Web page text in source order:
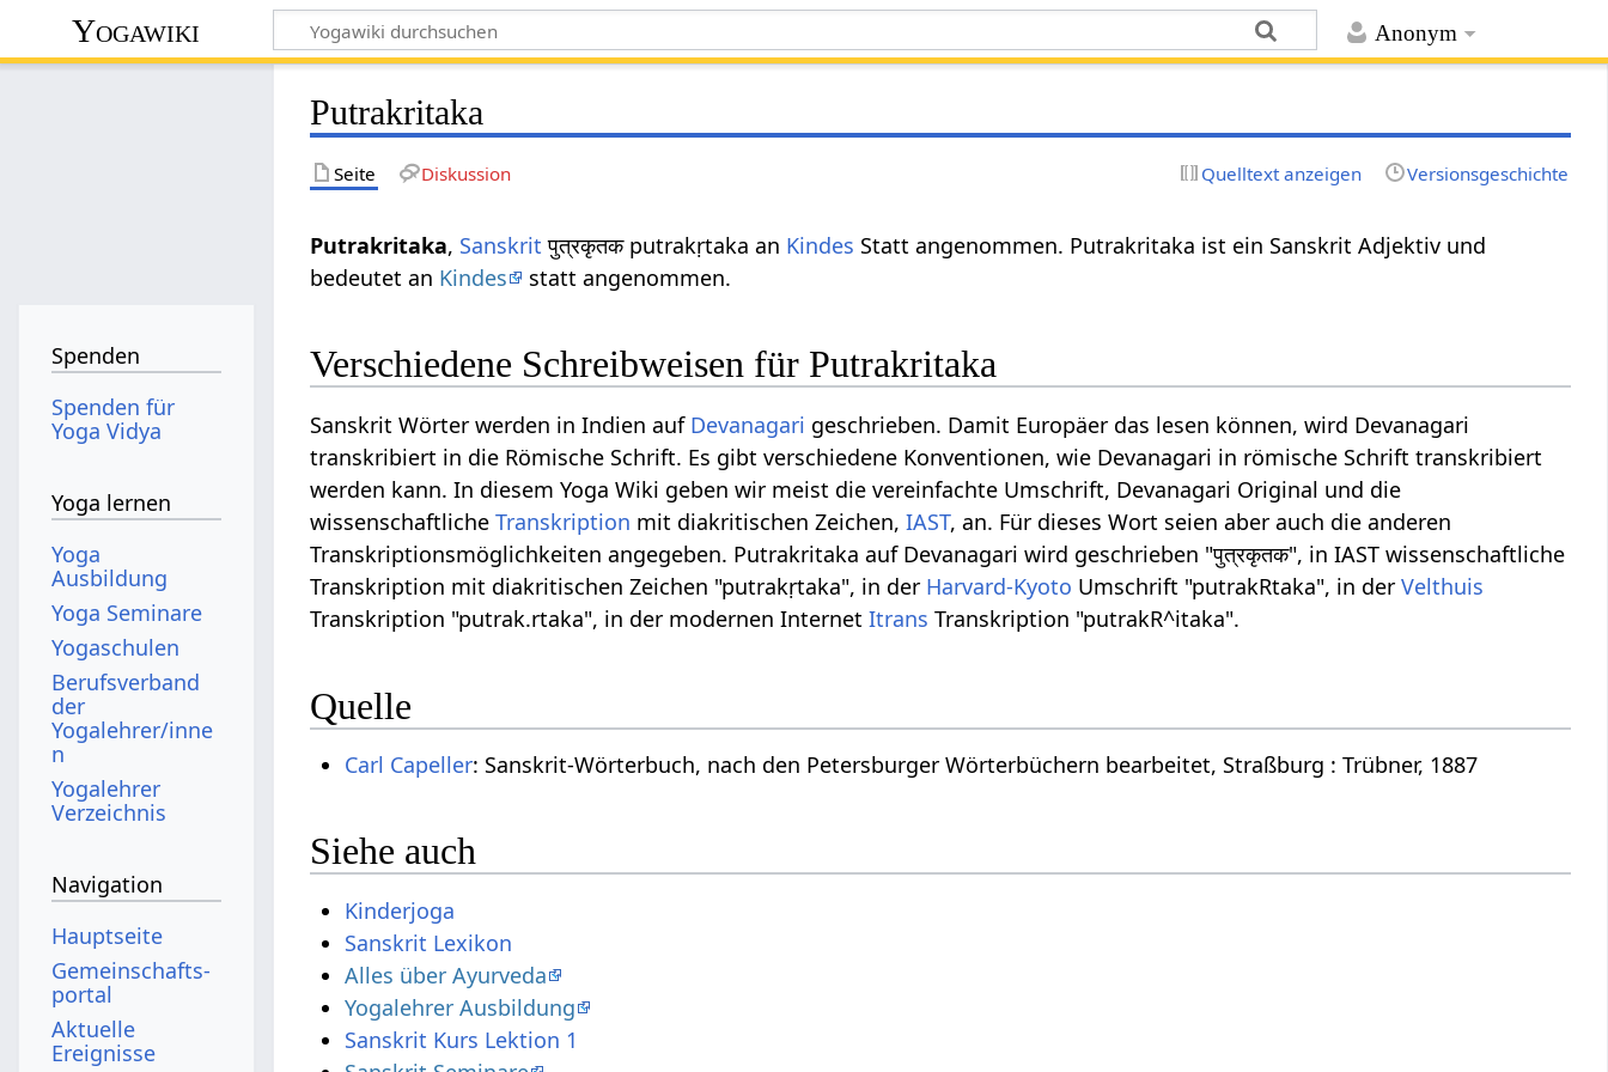
Anonym
Yogawiki
Putrakritaka
Seite Diskussion Quelltext anzeigen Versionsgeschichte
Putrakritaka, Sanskrit पुत्रकृतक putrakṛtaka an Kindes Statt angenommen. Putrakritaka ist ein Sanskrit Adjektiv und
bedeutet an Kindes statt angenommen.
Verschiedene Schreibweisen für Putrakritaka
Sanskrit Wörter werden in Indien auf Devanagari geschrieben. Damit Europäer das lesen können, wird Devanagari
transkribiert in die Römische Schrift. Es gibt verschiedene Konventionen, wie Devanagari in römische Schrift transkribiert
werden kann. In diesem Yoga Wiki geben wir meist die vereinfachte Umschrift, Devanagari Original und die
wissenschaftlicheTranskription mit diakritischen Zeichen,IAST, an. Für dieses Wort seien aber auch die anderen
Transkriptionsmöglichkeiten angegeben. Putrakritaka auf Devanagari wird geschrieben "पुत्रकृतक", in IAST wissenschaftliche
Transkription mit diakritischen Zeichen "putrakṛtaka", in der Harvard-Kyoto Umschrift "putrakRtaka", in derVelthuis
Transkription "putrak.rtaka", in der modernen InternetItrans Transkription "putrakR^itaka".
Quelle
Carl Capeller: Sanskrit-Wörterbuch, nach den Petersburger Wörterbüchern bearbeitet, Straßburg : Trübner, 1887
Siehe auch
Kinderjoga
Sanskrit Lexikon
Alles über Ayurveda
Yogalehrer Ausbildung
Sanskrit Kurs Lektion 1
Spenden
Spenden für
Yoga Vidya
Yoga lernen
Yoga
Ausbildung
Yoga Seminare
Yogaschulen
Berufsverband
der
Yogalehrer/inne
n
Yogalehrer
Verzeichnis
Navigation
Hauptseite
Gemeinschafts­
portal
Aktuelle
Ereignisse